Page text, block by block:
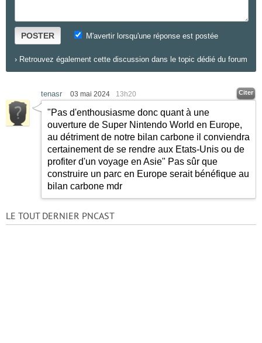
POSTER M'avertir lorsqu'une réponse est postée
› Retrouvez également cette discussion dans le topic dédié du forum
tenasr 03 mai 2024 13h20 Citer
"Pas d'enthousiasme donc quant à une
ouverture de Super Nintendo World en Europe,
au détriment de notre bilan carbone il conviendra
certainement de se rendre aux Etats-Unis ou de
profiter d'un voyage en Asie" Pas sûr que
construire un parc en Europe serait bénéfique au
bilan carbone mdr
LE TOUT DERNIER PNCAST